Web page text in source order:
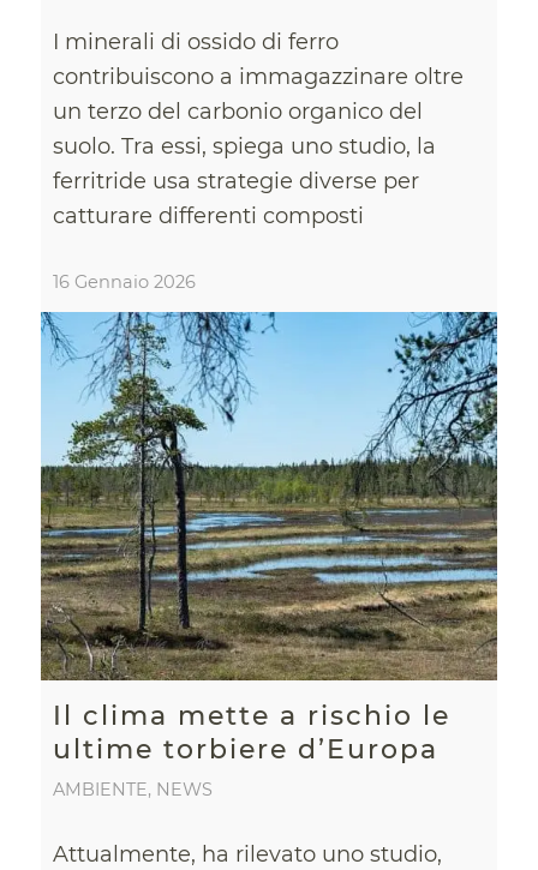
I minerali di ossido di ferro
contribuiscono a immagazzinare oltre
un terzo del carbonio organico del
suolo. Tra essi, spiega uno studio, la
ferritride usa strategie diverse per
catturare differenti composti
16 Gennaio 2026
Il clima mette a rischio le
ultime torbiere d’Europa
AMBIENTE, NEWS
Attualmente, ha rilevato uno studio,